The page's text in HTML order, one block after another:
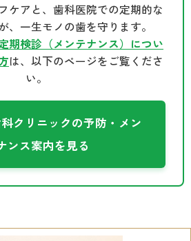
ケアと、歯科医院での定期的な
、一生モノの歯を守ります。
期検診（メンテナンス）につい
は、以下のページをご覧くださ
い。
クリニックの予防・メン
ンス案内を見る